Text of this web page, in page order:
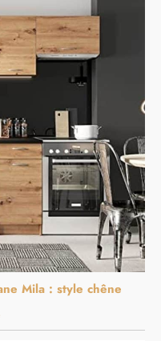
Mila : style chêne